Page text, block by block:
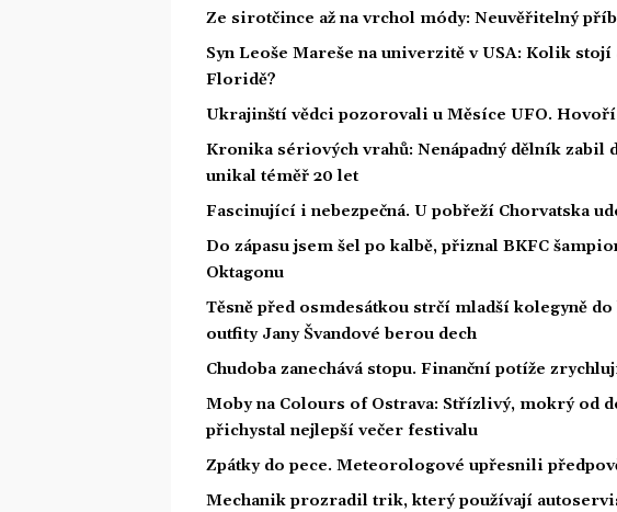
Ze sirotčince až na vrchol módy: Neuvěřitelný
Syn Leoše Mareše na univerzitě v USA: Kolik
Floridě?
Ukrajinští vědci pozorovali u Měsíce UFO.
Kronika sériových vrahů: Nenápadný dělník zabil
unikal téměř 20 let
Fascinující i nebezpečná. U pobřeží Chorvatska
Do zápasu jsem šel po kalbě, přiznal BKFC
Oktagonu
Těsně před osmdesátkou strčí mladší kolegyně
outfity Jany Švandové berou dech
Chudoba zanechává stopu. Finanční potíže
Moby na Colours of Ostrava: Střízlivý, mokrý od
přichystal nejlepší večer festivalu
Zpátky do pece. Meteorologové upřesnili
Mechanik prozradil trik, který používají